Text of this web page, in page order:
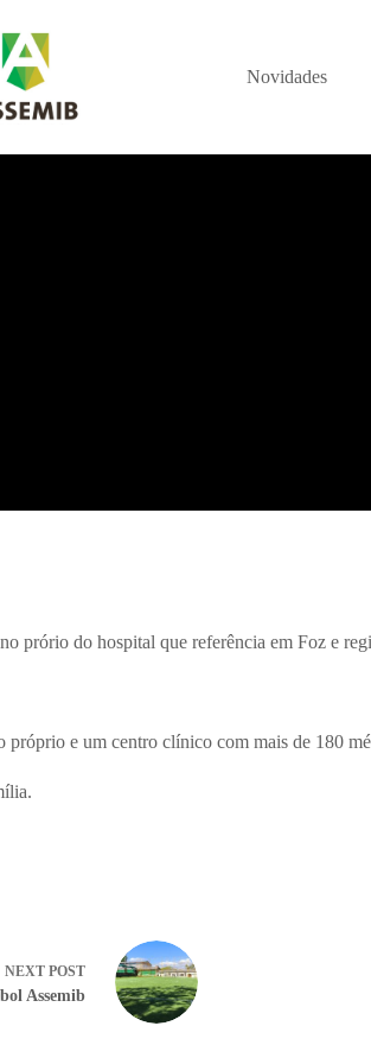
Novidades
prório do hospital que referência em Foz e
e um centro clínico com mais de 180
NEXT POST
Assemib